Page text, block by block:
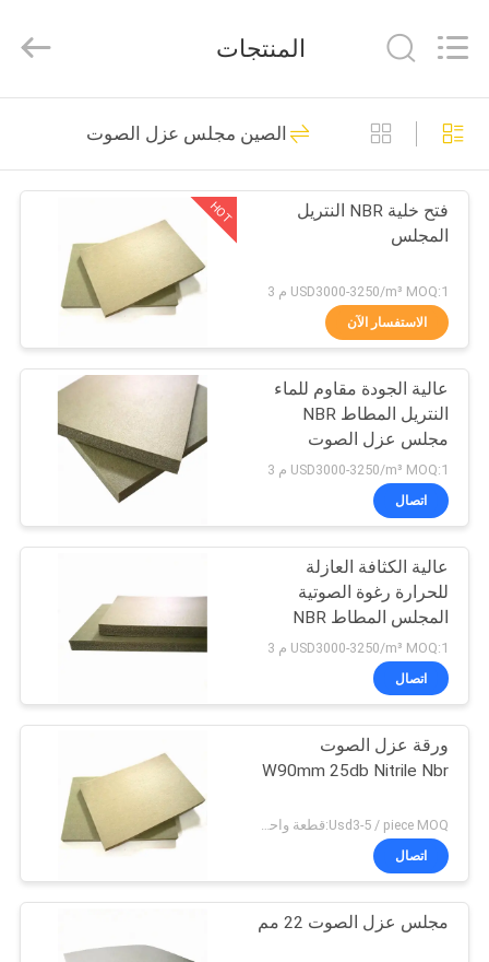
منزل،
بيت
منتجات
معلومات
جولة
المعمل
مراقبة
الجودة
اتصل
مدونات
اطلب
اقتباس
خريطة
Commerce
All
Reserved.
ورقة العزل المطاط
النتريل
32
ورقة المطاط NBR
31
ورقة المطاط مقاومة
للحريق
31
لفة العزل المطاط
28
المنتجات
الصين مجلس عزل الصوت
HOT
فتح خلية NBR النتريل
المجلس
USD3000-3250/m³ MOQ:1 م 3
الاستفسار الآن
عالية الجودة مقاوم للماء
النتريل المطاط NBR
مجلس عزل الصوت
USD3000-3250/m³ MOQ:1 م 3
اتصال
عالية الكثافة العازلة
للحرارة رغوة الصوتية
المجلس المطاط NBR
عازلة للصوت
USD3000-3250/m³ MOQ:1 م 3
اتصال
ورقة عزل الصوت
W90mm 25db Nitrile Nbr
Usd3-5 / piece MOQ:قطعة واحدة
اتصال
مجلس عزل الصوت 22 مم